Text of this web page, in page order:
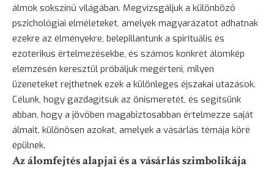
álmok sokszínű világában. Megvizsgáljuk a különböző
pszichológiai elméleteket, amelyek magyarázatot adhatnak
ezekre az élményekre, belepillantunk a spirituális és
ezoterikus értelmezésekbe, és számos konkrét álomkép
elemzésén keresztül próbáljuk megérteni, milyen
üzeneteket rejthetnek ezek a különleges éjszakai utazások.
Célunk, hogy gazdagítsuk az önismeretét, és segítsünk
abban, hogy a jövőben magabiztosabban értelmezze saját
álmait, különösen azokat, amelyek a vásárlás témája köré
épülnek.
Az álomfejtés alapjai és a vásárlás szimbolikája